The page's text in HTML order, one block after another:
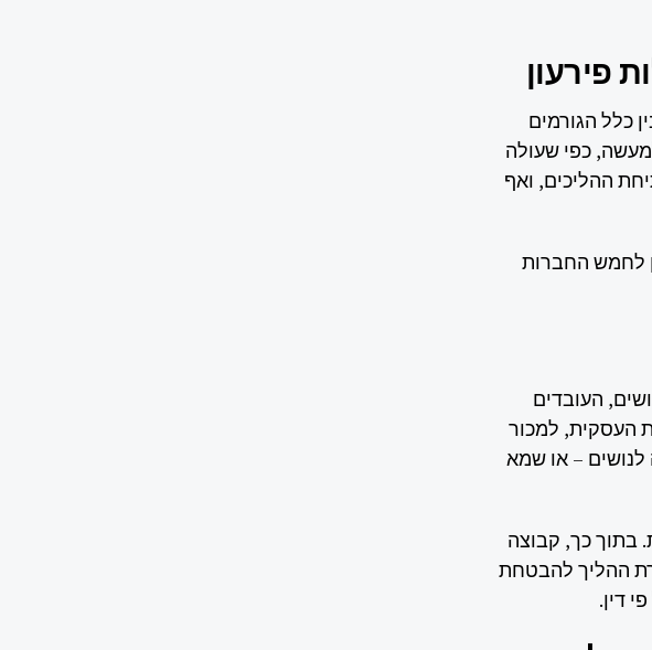
פירעון
כלל הגורמים
כפי שעולה
ההליכים, ואף
לחמש החברות
העובדים
העסקית, למכור
– או שמא
בתוך כך, קבוצה
ההליך להבטחת
דין.